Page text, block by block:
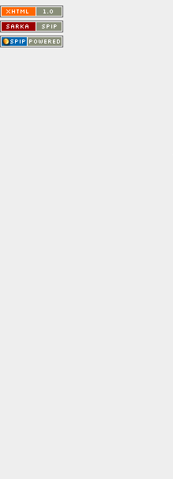
Saint-Nom.
Veuillez consulter le message du
service ci-dessous.
(401 - Invalid API key. Please see
https://openweathermap.org/faq#error401